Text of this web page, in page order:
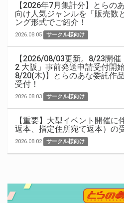
【2026年7月集計分】とらの
向け人気ジャンルを「販売数
ング形式でご紹介！
2026.08.05 サークル様向け
【2026/08/03更新。8/23開催
2 大阪」事前発送申請受付開
8/20(木)】とらのあな委託作
受付！
2026.08.03 サークル様向け
【重要】大型イベント開催に
返本、指定住所宛て返本）の
2026.08.02 サークル様向け